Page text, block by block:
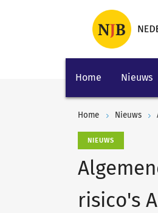
Home Nieuws
Home Nieuws
NIEUWS
risico's